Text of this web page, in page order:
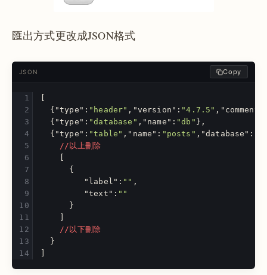
匯出方式更改成JSON格式
JSON Copy
{ "type" : "header" , "version" : "4.7.5" , "comment"
{ "type" : "database" , "name" : "db" },
{ "type" : "table" , "name" : "posts" , "database" :
//以上刪除
{
"label" : "" ,
"text" : ""
}
//以下刪除
}